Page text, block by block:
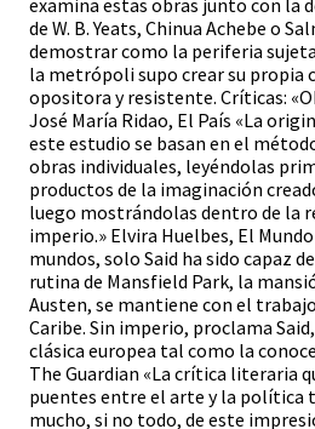
examina estas obras junto con la
de W. B. Yeats, Chinua Achebe o
demostrar como la periferia
la metrópoli supo crear su propia
opositora y resistente. Críticas:
José María Ridao, El País «La
este estudio se basan en el
obras individuales, leyéndolas
productos de la imaginación
luego mostrándolas dentro de la
imperio.» Elvira Huelbes, El
mundos, solo Said ha sido capaz
rutina de Mansfield Park, la
Austen, se mantiene con el
Caribe. Sin imperio, proclama
clásica europea tal como la
The Guardian «La crítica literaria
puentes entre el arte y la política
mucho, si no todo, de este